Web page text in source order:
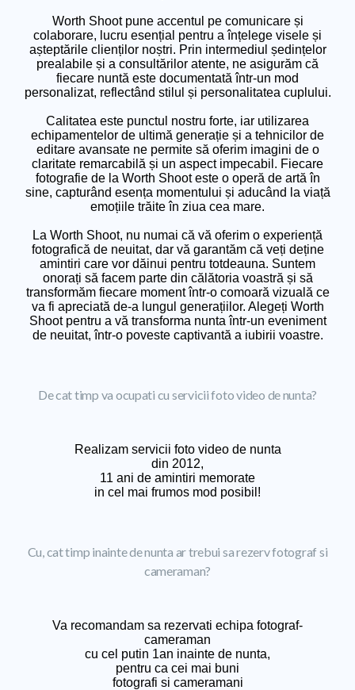
Worth Shoot pune accentul pe comunicare și
colaborare, lucru esențial pentru a înțelege visele și
așteptările clienților noștri. Prin intermediul ședințelor
prealabile și a consultărilor atente, ne asigurăm că
fiecare nuntă este documentată într-un mod
personalizat, reflectând stilul și personalitatea cuplului.
Calitatea este punctul nostru forte, iar utilizarea
echipamentelor de ultimă generație și a tehnicilor de
editare avansate ne permite să oferim imagini de o
claritate remarcabilă și un aspect impecabil. Fiecare
fotografie de la Worth Shoot este o operă de artă în
sine, capturând esența momentului și aducând la viață
emoțiile trăite în ziua cea mare.
La Worth Shoot, nu numai că vă oferim o experiență
fotografică de neuitat, dar vă garantăm că veți deține
amintiri care vor dăinui pentru totdeauna. Suntem
onorați să facem parte din călătoria voastră și să
transformăm fiecare moment într-o comoară vizuală ce
va fi apreciată de-a lungul generațiilor. Alegeți Worth
Shoot pentru a vă transforma nunta într-un eveniment
de neuitat, într-o poveste captivantă a iubirii voastre.
De cat timp va ocupati cu servicii foto video de nunta?
Realizam servicii foto video de nunta
din 2012,
11 ani de amintiri memorate
in cel mai frumos mod posibil!
Cu, cat timp inainte de nunta ar trebui sa rezerv fotograf si
cameraman?
Va recomandam sa rezervati echipa fotograf-
cameraman
cu cel putin 1an inainte de nunta,
pentru ca cei mai buni
fotografi si cameramani